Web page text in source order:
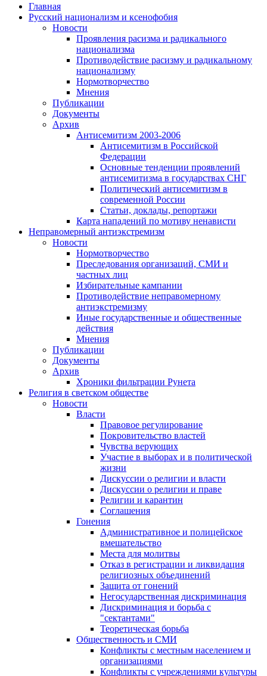
Главная
Русский национализм и ксенофобия
Новости
Проявления расизма и радикального
национализма
Противодействие расизму и радикальному
национализму
Нормотворчество
Мнения
Публикации
Документы
Архив
Антисемитизм 2003-2006
Антисемитизм в Российской
Федерации
Основные тенденции проявлений
антисемитизма в государствах СНГ
Политический антисемитизм в
современной России
Статьи, доклады, репортажи
Карта нападений по мотиву ненависти
Неправомерный антиэкстремизм
Новости
Нормотворчество
Преследования организаций, СМИ и
частных лиц
Избирательные кампании
Противодействие неправомерному
антиэкстремизму
Иные государственные и общественные
действия
Мнения
Публикации
Документы
Архив
Хроники фильтрации Рунета
Религия в светском обществе
Новости
Власти
Правовое регулирование
Покровительство властей
Чувства верующих
Участие в выборах и в политической
жизни
Дискуссии о религии и власти
Дискуссии о религии и праве
Религии и карантин
Соглашения
Гонения
Административное и полицейское
вмешательство
Места для молитвы
Отказ в регистрации и ликвидация
религиозных объединений
Защита от гонений
Негосударственная дискриминация
Дискриминация и борьба с
"сектантами"
Теоретическая борьба
Общественность и СМИ
Конфликты с местным населением и
организациями
Конфликты с учреждениями культуры